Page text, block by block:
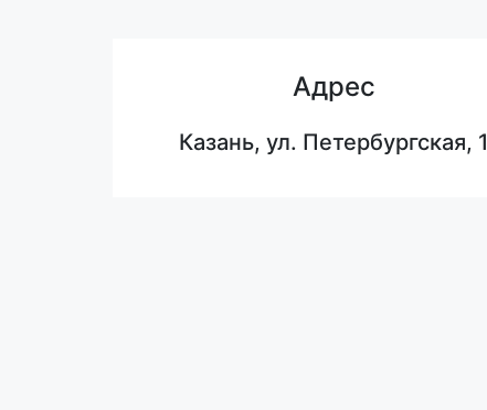
Адрес
Казань, ул. Петербургская, 1